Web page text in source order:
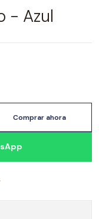
- Azul
Comprar ahora